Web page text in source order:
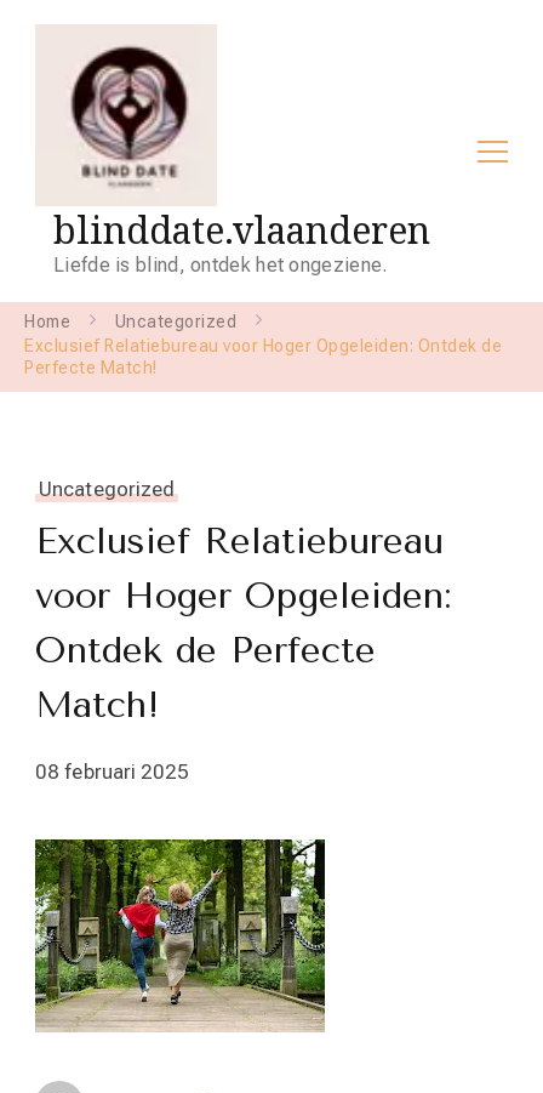
blinddate.vlaanderen
Liefde is blind, ontdek het ongeziene.
Home
Uncategorized
Exclusief Relatiebureau voor Hoger Opgeleiden: Ontdek de
Perfecte Match!
Uncategorized
Exclusief Relatiebureau
voor Hoger Opgeleiden:
Ontdek de Perfecte
Match!
08 februari 2025